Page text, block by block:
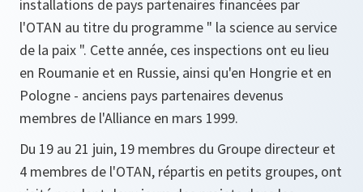
installations de pays partenaires financées par
l'OTAN au titre du programme " la science au service
de la paix ". Cette année, ces inspections ont eu lieu
en Roumanie et en Russie, ainsi qu'en Hongrie et en
Pologne - anciens pays partenaires devenus
membres de l'Alliance en mars 1999.
Du 19 au 21 juin, 19 membres du Groupe directeur et
4 membres de l'OTAN, répartis en petits groupes, ont